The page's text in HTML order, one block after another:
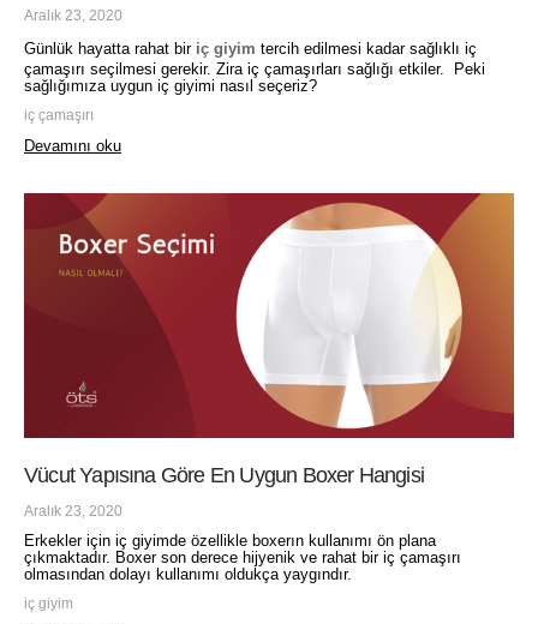
Aralık 23, 2020
Günlük hayatta rahat bir iç giyim tercih edilmesi kadar sağlıklı iç
çamaşırı seçilmesi gerekir. Zira iç çamaşırları sağlığı etkiler. Peki
sağlığımıza uygun iç giyimi nasıl seçeriz?
iç çamaşırı
Devamını oku
Vücut Yapısına Göre En Uygun Boxer Hangisi
Aralık 23, 2020
Erkekler için iç giyimde özellikle boxerın kullanımı ön plana
çıkmaktadır. Boxer son derece hijyenik ve rahat bir iç çamaşırı
olmasından dolayı kullanımı oldukça yaygındır.
iç giyim